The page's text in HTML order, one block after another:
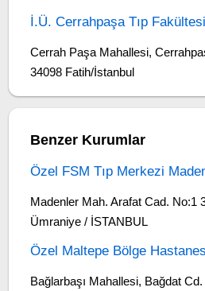
İ.Ü. Cerrahpaşa Tıp
Cerrah Paşa Mahallesi,
34098 Fatih/İstanbul
Benzer Kurumlar
Özel FSM Tıp Merkezi
Madenler Mah. Arafat Cad. No:1
Ümraniye / İSTANBUL
Özel Maltepe Bölge
Bağlarbaşı Mahallesi, Bağdat